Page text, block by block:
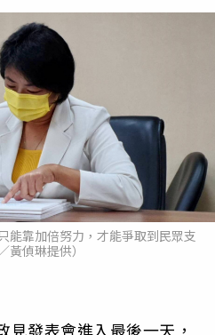
能靠加倍努力，才能爭取到民眾支
黃偵琳提供）
見發表會進入最後一天，